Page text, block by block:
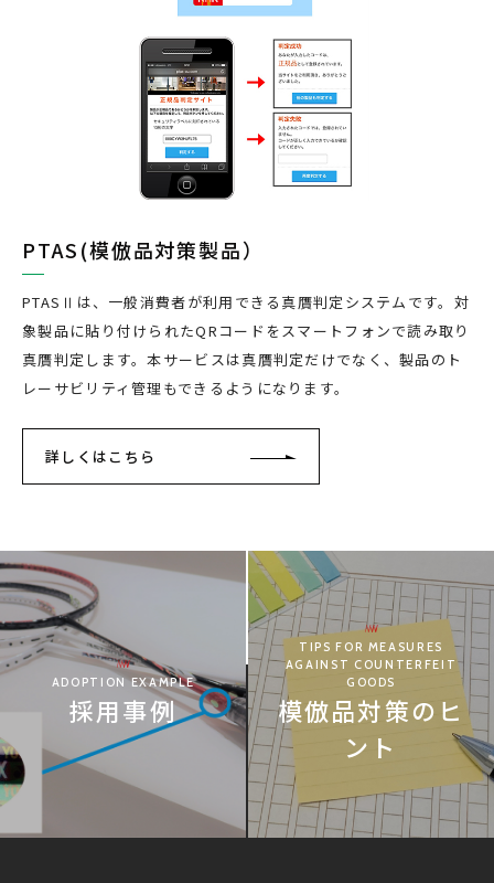
PTAS(模倣品対策製品）
PTASⅡは、一般消費者が利用できる真贋判定システムです。対
象製品に貼り付けられたQRコードをスマートフォンで読み取り
真贋判定します。本サービスは真贋判定だけでなく、製品のト
レーサビリティ管理もできるようになります。
詳しくはこちら
ADOPTION EXAMPLE
採用事例
TIPS FOR MEASURES
AGAINST COUNTERFEIT
GOODS
模倣品対策のヒ
ント